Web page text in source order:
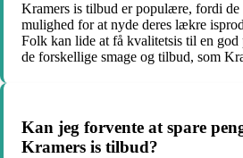
Kramers is tilbud er populære, fordi de
mulighed for at nyde deres lækre
Folk kan lide at få kvalitetsis til en god
de forskellige smage og tilbud, som
Kan jeg forvente at spare
Kramers is tilbud?